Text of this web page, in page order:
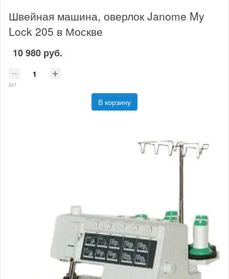
Швейная машина, оверлок Janome My
Lock 205 в Москве
10 980 руб.
шт
В корзину